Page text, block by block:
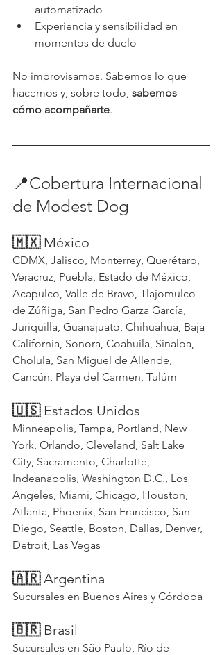
automatizado
Experiencia y sensibilidad en
momentos de duelo
No improvisamos. Sabemos lo que
hacemos y, sobre todo, sabemos
cómo acompañarte.
📍Cobertura Internacional
de Modest Dog
🇲🇽 México
CDMX, Jalisco, Monterrey, Querétaro,
Veracruz, Puebla, Estado de México,
Acapulco, Valle de Bravo, Tlajomulco
de Zúñiga, San Pedro Garza García,
Juriquilla, Guanajuato, Chihuahua, Baja
California, Sonora, Coahuila, Sinaloa,
Cholula, San Miguel de Allende,
Cancún, Playa del Carmen, Tulúm
🇺🇸 Estados Unidos
Minneapolis, Tampa, Portland, New
York, Orlando, Cleveland, Salt Lake
City, Sacramento, Charlotte,
Indeanapolis, Washington D.C., Los
Angeles, Miami, Chicago, Houston,
Atlanta, Phoenix, San Francisco, San
Diego, Seattle, Boston, Dallas, Denver,
Detroit, Las Vegas
🇦🇷 Argentina
Sucursales en Buenos Aires y Córdoba
🇧🇷 Brasil
Sucursales en São Paulo, Río de